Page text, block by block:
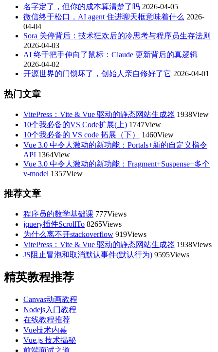
名字定了，但你的成本算清楚了吗 2026-04-05
微信终于松口，AI agent 住进聊天框意味着什么 2026-
04-04
Sora 关停背后：技术狂欢后的冷思考与程序员生存法则
2026-04-03
AI 终于把手伸向了鼠标：Claude 更新背后的真逻辑
2026-04-02
开源世界的门锁坏了，创始人亲自修好了它 2026-04-01
热门文章
VitePress：Vite & Vue 驱动的静态网站生成器 1938View
10个我必备的VS Code扩展(上) 1747View
10个我必备的 VS code 拓展（下）
1460View
Vue 3.0 中令人激动的新功能：Portals+新的自定义指令
API 1364View
Vue 3.0 中令人激动的新功能：Fragment+Suspense+多个
v-model 1357View
推荐文章
程序员的数学基础课 777Views
jquery插件ScrollTo 8265Views
为什么离不开stackoverflow 919Views
VitePress：Vite & Vue 驱动的静态网站生成器 1938Views
JS阻止冒泡和取消默认事件(默认行为) 9595Views
精英教程推荐
Canvas动画教程
Nodejs入门教程
在线教程推荐
Vue技术内幕
Vue.js 技术揭秘